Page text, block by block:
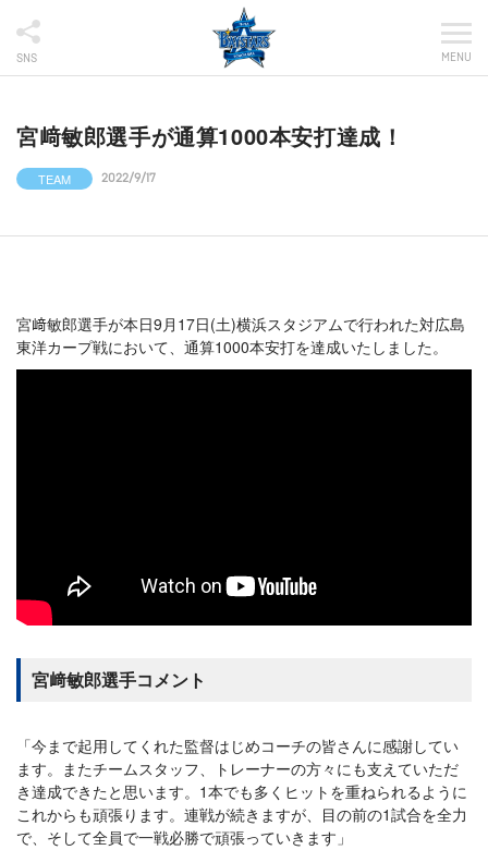
SNS MENU
宮﨑敏郎選手が通算1000本安打達成！
TEAM 2022/9/17
宮﨑敏郎選手が本日9月17日(土)横浜スタジアムで行われた対広島
東洋カープ戦において、通算1000本安打を達成いたしました。
宮﨑敏郎選手コメント
「今まで起用してくれた監督はじめコーチの皆さんに感謝してい
ます。またチームスタッフ、トレーナーの方々にも支えていただ
き達成できたと思います。1本でも多くヒットを重ねられるように
これからも頑張ります。連戦が続きますが、目の前の1試合を全力
で、そして全員で一戦必勝で頑張っていきます」